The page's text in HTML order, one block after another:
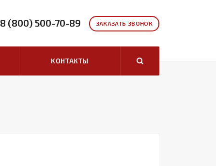
ЗАКАЗАТЬ ЗВОНОК
8 (800) 500-70-89
КОНТАКТЫ